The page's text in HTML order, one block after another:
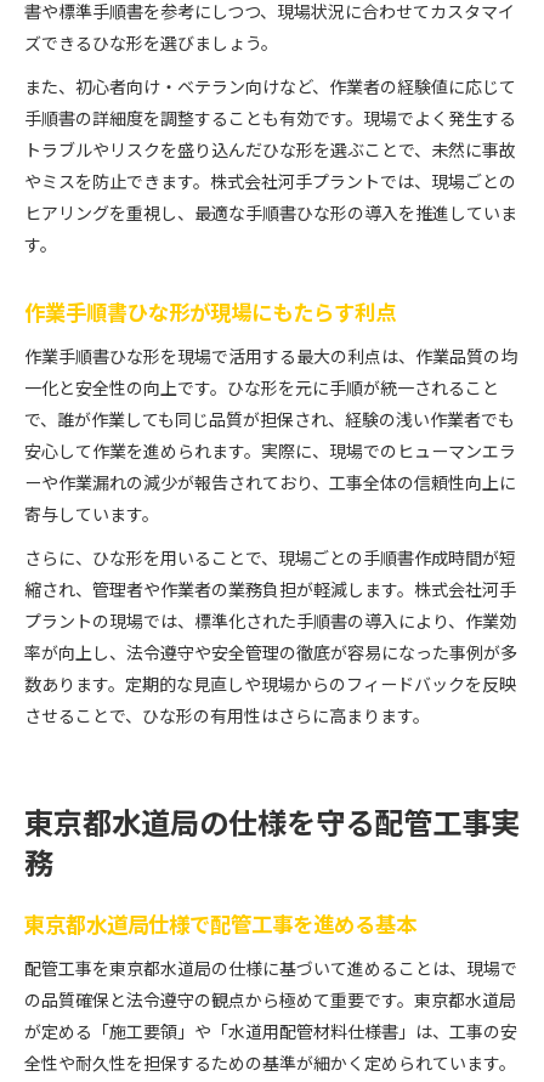
書や標準手順書を参考にしつつ、現場状況に合わせてカスタマイ
ズできるひな形を選びましょう。
また、初心者向け・ベテラン向けなど、作業者の経験値に応じて
手順書の詳細度を調整することも有効です。現場でよく発生する
トラブルやリスクを盛り込んだひな形を選ぶことで、未然に事故
やミスを防止できます。株式会社河手プラントでは、現場ごとの
ヒアリングを重視し、最適な手順書ひな形の導入を推進していま
す。
作業手順書ひな形が現場にもたらす利点
作業手順書ひな形を現場で活用する最大の利点は、作業品質の均
一化と安全性の向上です。ひな形を元に手順が統一されること
で、誰が作業しても同じ品質が担保され、経験の浅い作業者でも
安心して作業を進められます。実際に、現場でのヒューマンエラ
ーや作業漏れの減少が報告されており、工事全体の信頼性向上に
寄与しています。
さらに、ひな形を用いることで、現場ごとの手順書作成時間が短
縮され、管理者や作業者の業務負担が軽減します。株式会社河手
プラントの現場では、標準化された手順書の導入により、作業効
率が向上し、法令遵守や安全管理の徹底が容易になった事例が多
数あります。定期的な見直しや現場からのフィードバックを反映
させることで、ひな形の有用性はさらに高まります。
東京都水道局の仕様を守る配管工事実
務
東京都水道局仕様で配管工事を進める基本
配管工事を東京都水道局の仕様に基づいて進めることは、現場で
の品質確保と法令遵守の観点から極めて重要です。東京都水道局
が定める「施工要領」や「水道用配管材料仕様書」は、工事の安
全性や耐久性を担保するための基準が細かく定められています。